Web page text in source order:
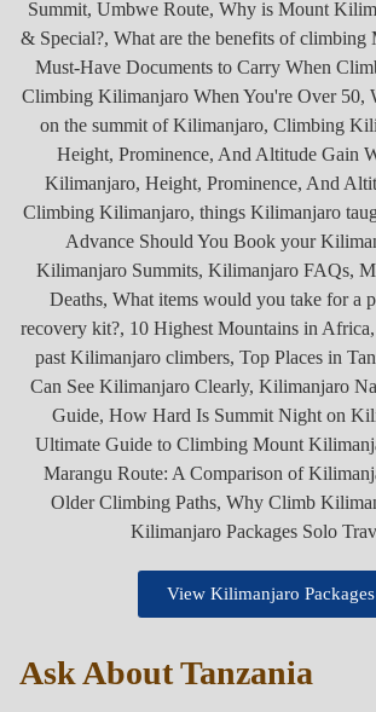
View Kilimanjaro Packages
Ask About Tanzania